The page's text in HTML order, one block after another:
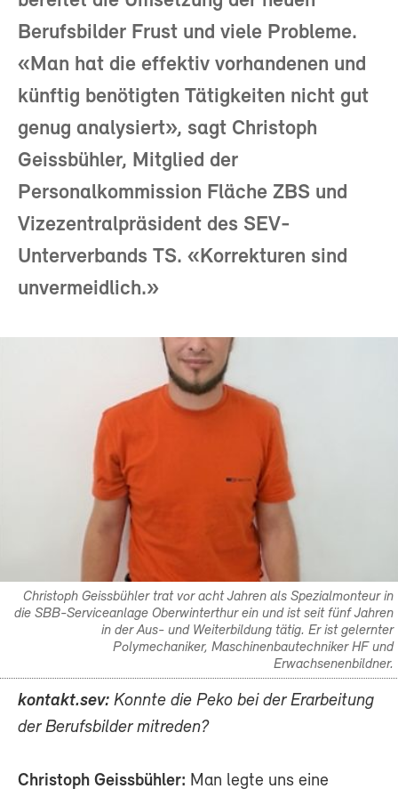
Berufsbilder Frust und viele Probleme.
«Man hat die effektiv vorhandenen und
künftig benötigten Tätigkeiten nicht gut
genug analysiert», sagt Christoph
Geissbühler, Mitglied der
Personalkommission Fläche ZBS und
Vizezentralpräsident des SEV-
Unterverbands TS. «Korrekturen sind
unvermeidlich.»
Christoph Geissbühler trat vor acht Jahren als Spezialmonteur in
die SBB-Serviceanlage Oberwinterthur ein und ist seit fünf Jahren
in der Aus- und Weiterbildung tätig. Er ist gelernter
Polymechaniker, Maschinenbautechniker HF und
Erwachsenenbildner.
kontakt.sev: Konnte die Peko bei der Erarbeitung
der Berufsbilder mitreden?
Christoph Geissbühler: Man legte uns eine